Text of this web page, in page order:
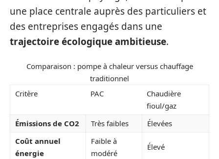
une place centrale auprès des particuliers et
des entreprises engagés dans une
trajectoire écologique ambitieuse.
Comparaison : pompe à chaleur versus chauffage
traditionnel
Critère
PAC
Chaudière
fioul/gaz
Émissions de CO2
Très faibles
Élevées
Coût annuel
énergie
Faible à
modéré
Élevé